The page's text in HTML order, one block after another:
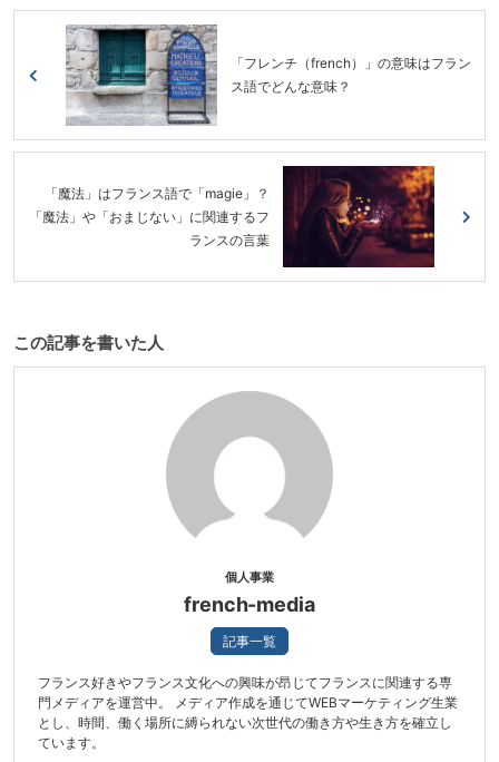
「フレンチ（french）」の意味はフラン
ス語でどんな意味？
「魔法」はフランス語で「magie」？
「魔法」や「おまじない」に関連するフ
ランスの言葉
この記事を書いた人
個人事業
french-media
記事一覧
フランス好きやフランス文化への興味が昂じてフランスに関連する専
門メディアを運営中。 メディア作成を通じてWEBマーケティング生業
とし、時間、働く場所に縛られない次世代の働き方や生き方を確立し
ています。